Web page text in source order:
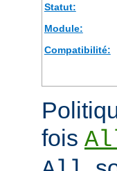
Statut:
Module:
Compatibilité:
fois